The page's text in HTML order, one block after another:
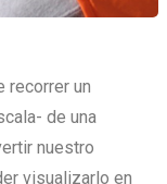
recorrer un
de una
nuestro
visualizarlo en